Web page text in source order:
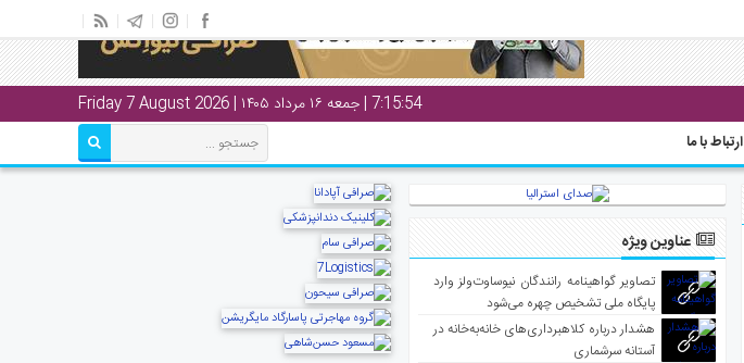
7:15:55 | جمعه ۱۶ مرداد ۱۴۰۵ | Friday 7 August 2026
ارتباط با ما
عناوین ویژه
تصاویر گواهینامه رانندگان نیوساوت‌ولز وارد
پایگاه ملی تشخیص چهره می‌شود
هشدار درباره کلاهبرداری‌های خانه‌به‌خانه در
آستانه سرشماری